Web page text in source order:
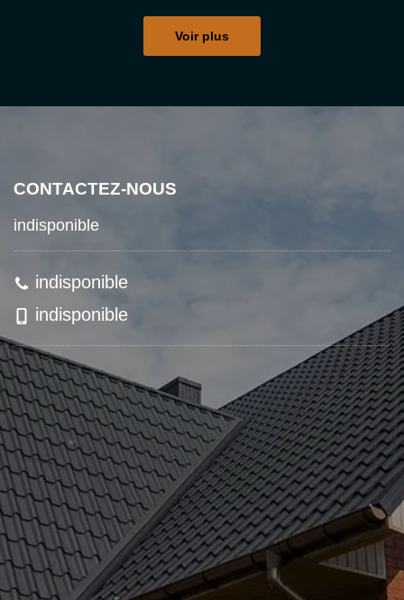
Voir plus
CONTACTEZ-NOUS
indisponible
indisponible
indisponible